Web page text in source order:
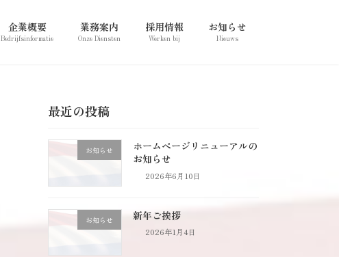
企業概要
Bedrijfsinformatie
業務案内
Onze Diensten
採用情報
Werken bij
お知らせ
Nieuws
最近の投稿
お知らせ
ホームページリニューアルの
お知らせ
2026年6月10日
お知らせ 新年ご挨拶
2026年1月4日